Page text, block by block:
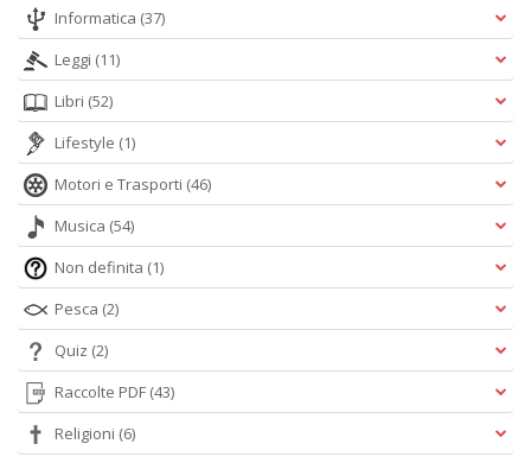
Informatica (37)
Leggi (11)
Libri (52)
Lifestyle (1)
Motori e Trasporti (46)
Musica (54)
Non definita (1)
Pesca (2)
Quiz (2)
Raccolte PDF (43)
Religioni (6)